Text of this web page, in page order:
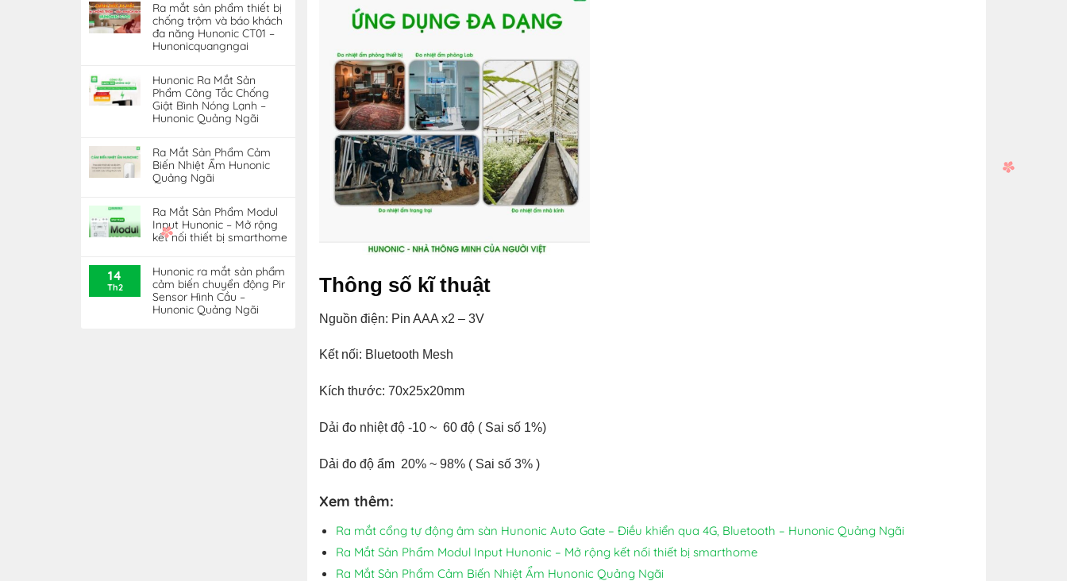
Ra mắt sản phẩm thiết bị
chống trộm và báo khách
đa năng Hunonic CT01 –
Hunonicquangngai
Hunonic Ra Mắt Sản
Phẩm Công Tắc Chống
Giật Bình Nóng Lạnh –
Hunonic Quảng Ngãi
Ra Mắt Sản Phẩm Cảm
Biến Nhiệt Ẩm Hunonic
Quảng Ngãi
Ra Mắt Sản Phẩm Modul
Input Hunonic – Mở rộng
kết nối thiết bị smarthome
14
Th2
Hunonic ra mắt sản phẩm
cảm biến chuyển động Pir
Sensor Hình Cầu –
Hunonic Quảng Ngãi
Thông số kĩ thuật
Nguồn điện: Pin AAA x2 – 3V
Kết nối: Bluetooth Mesh
Kích thước: 70x25x20mm
Dải đo nhiệt độ -10 ~ 60 độ ( Sai số 1%)
Dải đo độ ẩm 20% ~ 98% ( Sai số 3% )
Xem thêm:
Ra mắt cổng tự động âm sàn Hunonic Auto Gate – Điều khiển qua 4G, Bluetooth – Hunonic Quảng Ngãi
Ra Mắt Sản Phẩm Modul Input Hunonic – Mở rộng kết nối thiết bị smarthome
Ra Mắt Sản Phẩm Cảm Biến Nhiệt Ẩm Hunonic Quảng Ngãi